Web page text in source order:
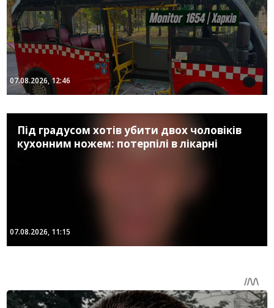
07.08.2026, 12:46
Під градусом хотів убити двох чоловіків
кухонним ножем: потерпілі в лікарні
07.08.2026, 11:15